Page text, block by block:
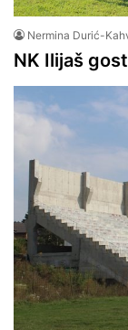
Nermina Durić-
NK Ilijaš